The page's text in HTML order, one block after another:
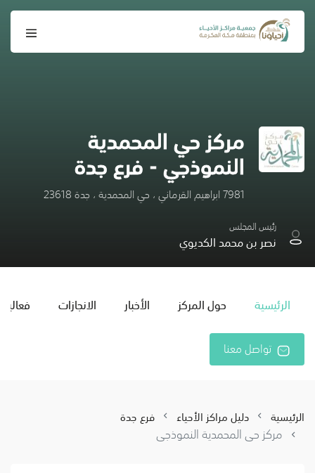
مركز حي المحمدية
النموذجي - فرع جدة
7981 ابراهيم القرماني ، حي المحمدية ، جدة 23618
رئيس المجلس
نصر بن محمد الكديوي
الرئيسية حول المركز الأخبار الانجازات
تواصل معنا
الرئيسية دليل مراكز الأحياء فرع جدة
مركز حي المحمدية النموذجي